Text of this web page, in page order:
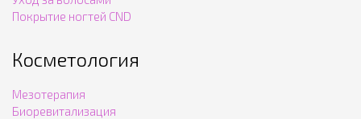
Покрытие ногтей CND
Косметология
Мезотерапия
Биоревитализация